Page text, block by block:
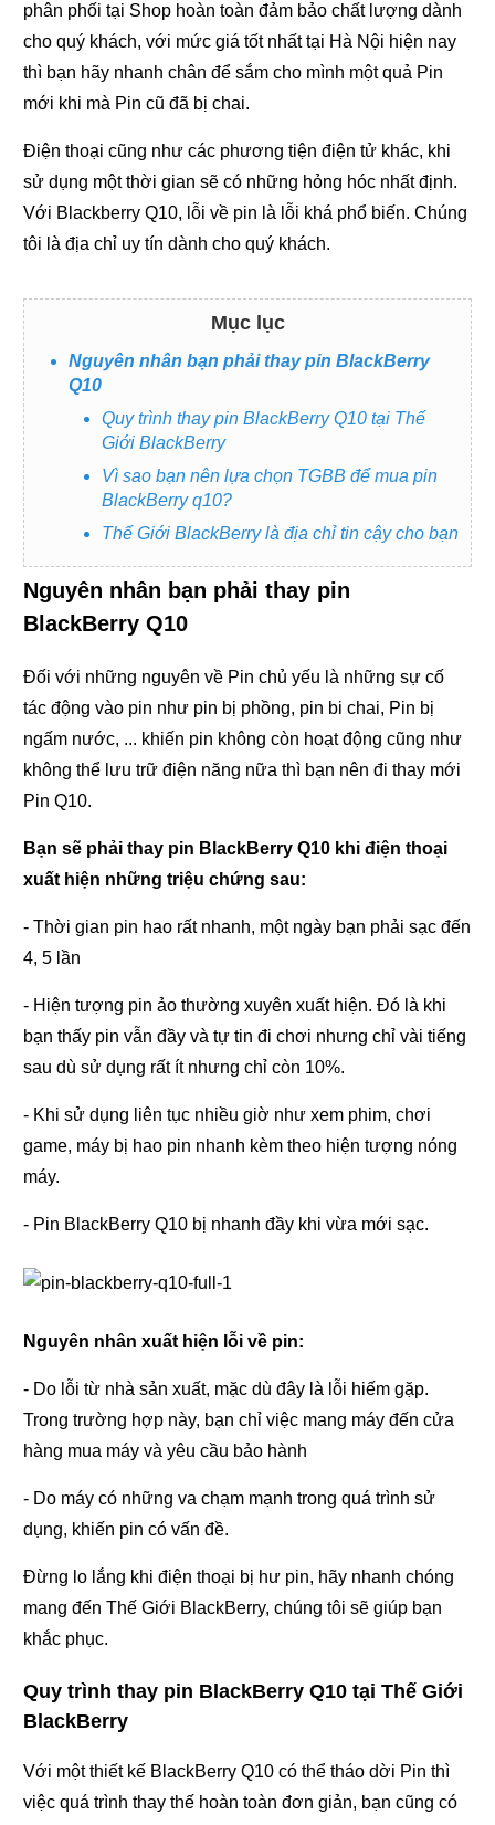
phân phối tại Shop hoàn toàn đảm bảo chất lượng dành
cho quý khách, với mức giá tốt nhất tại Hà Nội hiện nay
thì bạn hãy nhanh chân để sắm cho mình một quả Pin
mới khi mà Pin cũ đã bị chai.
Điện thoại cũng như các phương tiện điện tử khác, khi
sử dụng một thời gian sẽ có những hỏng hóc nhất định.
Với Blackberry Q10, lỗi về pin là lỗi khá phổ biến. Chúng
tôi là địa chỉ uy tín dành cho quý khách.
Mục lục
Nguyên nhân bạn phải thay pin BlackBerry
Q10
Quy trình thay pin BlackBerry Q10 tại Thế
Giới BlackBerry
Vì sao bạn nên lựa chọn TGBB để mua pin
BlackBerry q10?
Thế Giới BlackBerry là địa chỉ tin cậy cho bạn
Nguyên nhân bạn phải thay pin
BlackBerry Q10
Đối với những nguyên về Pin chủ yếu là những sự cố
tác động vào pin như pin bị phồng, pin bi chai, Pin bị
ngấm nước, ... khiến pin không còn hoạt động cũng như
không thể lưu trữ điện năng nữa thì bạn nên đi thay mới
Pin Q10.
Bạn sẽ phải thay pin BlackBerry Q10 khi điện thoại
xuất hiện những triệu chứng sau:
- Thời gian pin hao rất nhanh, một ngày bạn phải sạc đến
4, 5 lần
- Hiện tượng pin ảo thường xuyên xuất hiện. Đó là khi
bạn thấy pin vẫn đầy và tự tin đi chơi nhưng chỉ vài tiếng
sau dù sử dụng rất ít nhưng chỉ còn 10%.
- Khi sử dụng liên tục nhiều giờ như xem phim, chơi
game, máy bị hao pin nhanh kèm theo hiện tượng nóng
máy.
- Pin BlackBerry Q10 bị nhanh đầy khi vừa mới sạc.
Nguyên nhân xuất hiện lỗi về pin:
- Do lỗi từ nhà sản xuất, mặc dù đây là lỗi hiếm gặp.
Trong trường hợp này, bạn chỉ việc mang máy đến cửa
hàng mua máy và yêu cầu bảo hành
- Do máy có những va chạm mạnh trong quá trình sử
dụng, khiến pin có vấn đề.
Đừng lo lắng khi điện thoại bị hư pin, hãy nhanh chóng
mang đến Thế Giới BlackBerry, chúng tôi sẽ giúp bạn
khắc phục.
Quy trình thay pin BlackBerry Q10 tại Thế Giới
BlackBerry
Với một thiết kế BlackBerry Q10 có thể tháo dời Pin thì
việc quá trình thay thế hoàn toàn đơn giản, bạn cũng có